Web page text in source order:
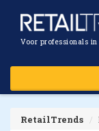
Voor professionals
RetailTrends